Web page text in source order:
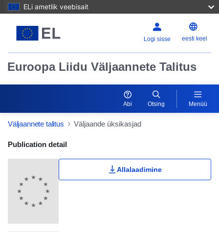
ELi ametlik veebisait
Logi sisse eesti keel
Euroopa Liidu Väljaannete Talitus
Abi Otsing Menüü
Väljaannete talitus Väljaande üksikasjad
Publication Detail Actions Portlet
Publication detail
Allalaadimine